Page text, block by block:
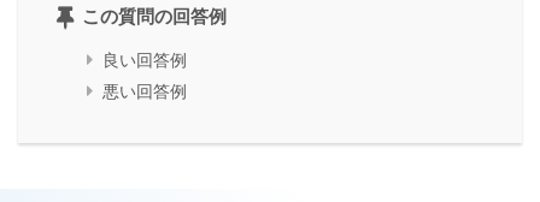
この質問の回答例
良い回答例
悪い回答例